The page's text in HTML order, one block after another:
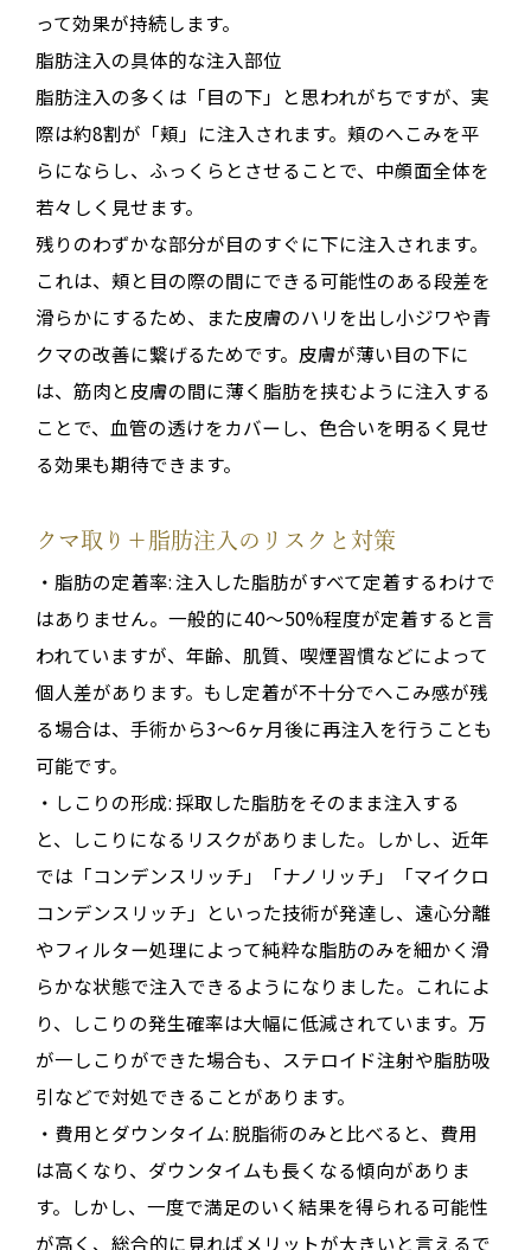
って効果が持続します。
脂肪注入の具体的な注入部位
脂肪注入の多くは「目の下」と思われがちですが、実
際は約8割が「頬」に注入されます。頬のへこみを平
らにならし、ふっくらとさせることで、中顔面全体を
若々しく見せます。
残りのわずかな部分が目のすぐに下に注入されます。
これは、頬と目の際の間にできる可能性のある段差を
滑らかにするため、また皮膚のハリを出し小ジワや青
クマの改善に繋げるためです。皮膚が薄い目の下に
は、筋肉と皮膚の間に薄く脂肪を挟むように注入する
ことで、血管の透けをカバーし、色合いを明るく見せ
る効果も期待できます。
クマ取り＋脂肪注入のリスクと対策
・脂肪の定着率: 注入した脂肪がすべて定着するわけで
はありません。一般的に40～50%程度が定着すると言
われていますが、年齢、肌質、喫煙習慣などによって
個人差があります。もし定着が不十分でへこみ感が残
る場合は、手術から3～6ヶ月後に再注入を行うことも
可能です。
・しこりの形成: 採取した脂肪をそのまま注入する
と、しこりになるリスクがありました。しかし、近年
では「コンデンスリッチ」「ナノリッチ」「マイクロ
コンデンスリッチ」といった技術が発達し、遠心分離
やフィルター処理によって純粋な脂肪のみを細かく滑
らかな状態で注入できるようになりました。これによ
り、しこりの発生確率は大幅に低減されています。万
が一しこりができた場合も、ステロイド注射や脂肪吸
引などで対処できることがあります。
・費用とダウンタイム: 脱脂術のみと比べると、費用
は高くなり、ダウンタイムも長くなる傾向がありま
す。しかし、一度で満足のいく結果を得られる可能性
が高く、総合的に見ればメリットが大きいと言えるで